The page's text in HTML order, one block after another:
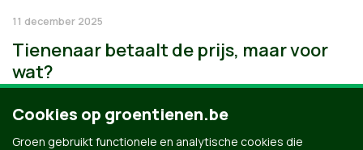
11 december 2025
Tienenaar betaalt de prijs, maar voor
wat?
Cookies op groentienen.be
Groen gebruikt functionele en analytische cookies die